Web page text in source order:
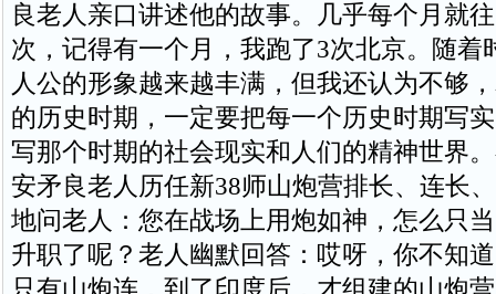
良老人亲口讲述他的故事。几乎每个月就
次，记得有一个月，我跑了3次北京。随着
人公的形象越来越丰满，但我还认为不够
的历史时期，一定要把每一个历史时期写
写那个时期的社会现实和人们的精神世界
安矛良老人历任新38师山炮营排长、连长
地问老人：您在战场上用炮如神，怎么只
升职了呢？老人幽默回答：哎呀，你不知